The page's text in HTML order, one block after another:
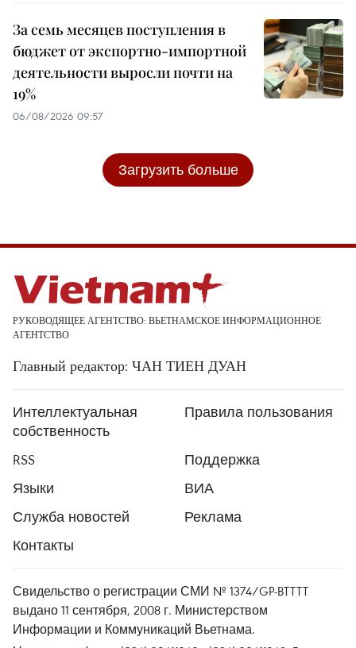
За семь месяцев поступления в
бюджет от экспортно-импортной
деятельности выросли почти на
19%
06/08/2026 09:57
Загрузить больше
РУКОВОДЯЩЕЕ АГЕНТСТВО: ВЬЕТНАМСКОЕ ИНФОРМАЦИОННОЕ
АГЕНТСТВО
Главный редактор: ЧАН ТИЕН ДУАН
Интеллектуальная
собственность
Правила пользования
RSS
Поддержка
Языки
ВИА
Служба новостей
Реклама
Контакты
Свидельство о регистрации СМИ № 1374/GP-BTTTT
выдано 11 сентября, 2008 г. Министерством
Информации и Коммуникаций Вьетнама.